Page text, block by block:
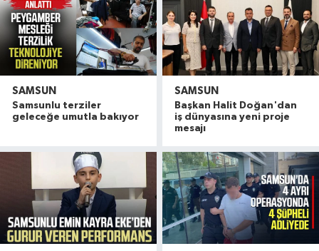
SAMSUN
Samsunlu terziler
geleceğe umutla bakıyor
SAMSUN
Başkan Halit Doğan'dan
iş dünyasına yeni proje
mesajı